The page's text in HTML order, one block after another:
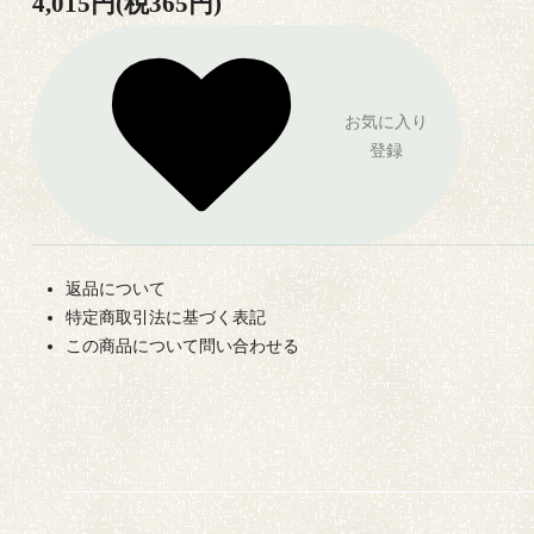
お気に入り
登録
返品について
特定商取引法に基づく表記
この商品について問い合わせる